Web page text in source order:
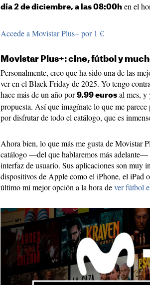
día 2 de diciembre, a las 08:00h en el
Accede a Movistar Plus+ por 1 €
Movistar Plus+: cine, fútbol y
Personalmente, creo que ha sido una de las
ver en el Black Friday de 2025. Yo tengo
hace más de un año por 9,99 euros al mes, y
propuesta. Así que imagínate lo que me
por disfrutar de todo el catálogo, que es
Ahora bien, lo que más me gusta de Movistar
catálogo —del que hablaremos más adelante—
interfaz de usuario. Sus aplicaciones son muy
dispositivos de Apple como el iPhone, el iPad
último mi mejor opción a la hora dever fútbol